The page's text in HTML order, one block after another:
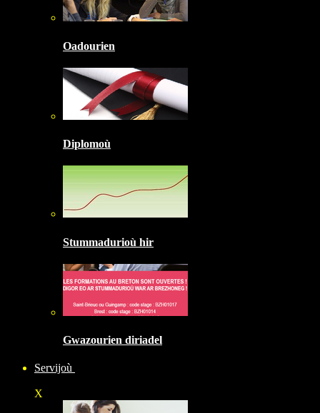
Oadourien
Diplomoù
Stummadurioù hir
Gwazourien diriadel
Servijoù
X